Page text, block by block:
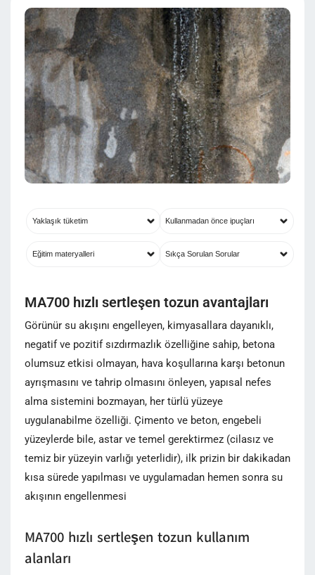
Yaklaşık tüketim Kullanmadan önce ipuçları
Eğitim materyalleri Sıkça Sorulan Sorular
MA700 hızlı sertleşen tozun avantajları
Görünür su akışını engelleyen, kimyasallara dayanıklı,
negatif ve pozitif sızdırmazlık özelliğine sahip, betona
olumsuz etkisi olmayan, hava koşullarına karşı betonun
ayrışmasını ve tahrip olmasını önleyen, yapısal nefes
alma sistemini bozmayan, her türlü yüzeye
uygulanabilme özelliği. Çimento ve beton, engebeli
yüzeylerde bile, astar ve temel gerektirmez (cilasız ve
temiz bir yüzeyin varlığı yeterlidir), ilk prizin bir dakikadan
kısa sürede yapılması ve uygulamadan hemen sonra su
akışının engellenmesi
MA700 hızlı sertleşen tozun kullanım
alanları